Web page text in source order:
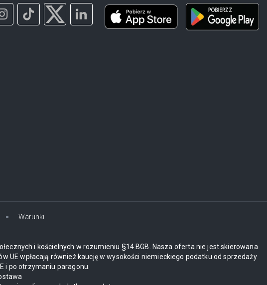
Warunki
i kościelnych w rozumieniu §14 BGB. Nasza oferta nie jest skierowana
UE wpłacają również kaucję w wysokości niemieckiego podatku od sprzedaży
i po otrzymaniu paragonu.